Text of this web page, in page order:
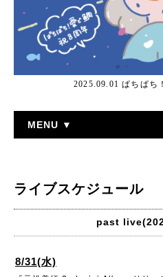
2025.09.01 ぱちぱち
MENU ▼
ライブスケジュール
past
8/31(水)